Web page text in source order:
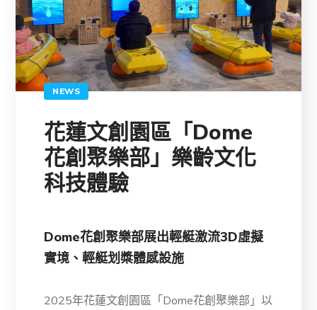
NEWS
花蓮文創園區「Dome
花創聚樂部」樂齡文化
科技體驗
Dome花創聚樂部展出輕艇激流3D虛擬
實境、輕艇划槳體感設施
2025年花蓮文創園區「Dome花創聚樂部」以